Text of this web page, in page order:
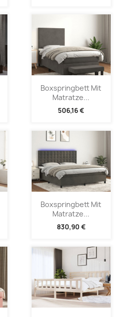
Boxspringbett Mit
Matratze...
506,16 €
Boxspringbett Mit
Matratze...
830,90 €